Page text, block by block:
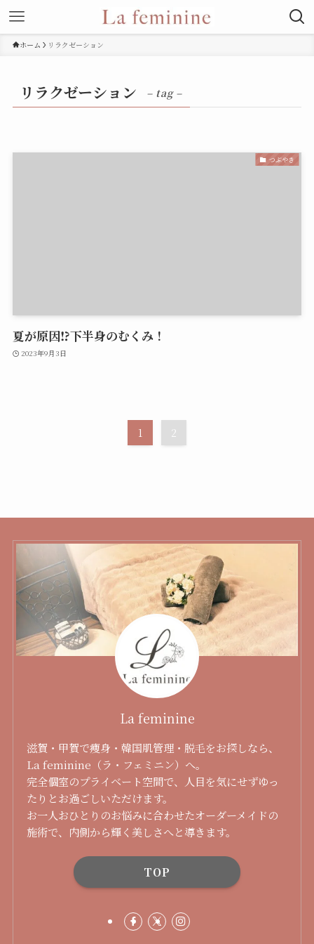
ホーム リラクゼーション
リラクゼーション – tag –
つぶやき
夏が原因⁉️下半身のむくみ！
2023年9月3日
1 2
La feminine
滋賀・甲賀で痩身・韓国肌管理・脱毛をお探しなら、
La feminine（ラ・フェミニン）へ。
完全個室のプライベート空間で、人目を気にせずゆっ
たりとお過ごしいただけます。
お一人おひとりのお悩みに合わせたオーダーメイドの
施術で、内側から輝く美しさへと導きます。
TOP